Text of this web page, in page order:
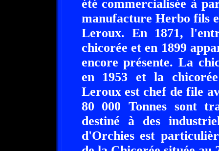
été commercialisée à
manufacture Herbo fils
Leroux. En 1871,
chicorée et en 1899
encore présente. La
en 1953 et la
Leroux est chef de file
80 000 Tonnes sont
destiné à des
d'Orchies est